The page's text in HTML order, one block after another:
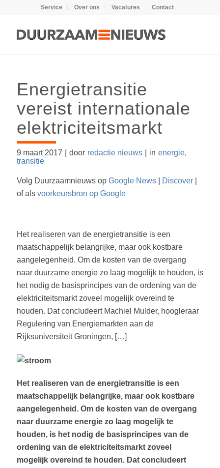
Service Over ons Vacatures Contact
Energietransitie
vereist internationale
elektriciteitsmarkt
9 maart 2017 door redactie nieuws in energie,
transitie
Volg Duurzaamnieuws op Google News| Discover|
of als voorkeursbron op Google
Het realiseren van de energietransitie is een
maatschappelijk belangrijke, maar ook kostbare
aangelegenheid. Om de kosten van de overgang
naar duurzame energie zo laag mogelijk te houden, is
het nodig de basisprincipes van de ordening van de
elektriciteitsmarkt zoveel mogelijk overeind te
houden. Dat concludeert Machiel Mulder, hoogleraar
Regulering van Energiemarkten aan de
Rijksuniversiteit Groningen, […]
Het realiseren van de energietransitie is een
maatschappelijk belangrijke, maar ook kostbare
aangelegenheid. Om de kosten van de overgang
naar duurzame energie zo laag mogelijk te
houden, is het nodig de basisprincipes van de
ordening van de elektriciteitsmarkt zoveel
mogelijk overeind te houden. Dat concludeert